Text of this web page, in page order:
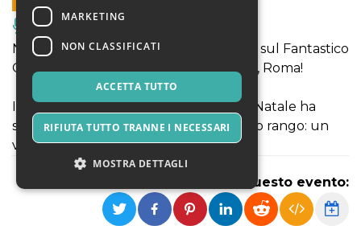
Musica, Eventi Live, Club
NATALE 2025 - Si accendono i riflettori sul Fantastico
Castello di Babbo Natale a Lunghezza, Roma!
Il Signore assoluto delle feste, Babbo Natale ha
scelto una residenza all’altezza del suo rango: un
vero castello! Vi aspettiamo!
Condividi questo evento:
MARKETING
NON CLASSIFICATI
ACCETTA TUTTO
RIFIUTA TUTTO TRANNE I NECESSARI
MOSTRA DETTAGLI
Necessari
Marketing